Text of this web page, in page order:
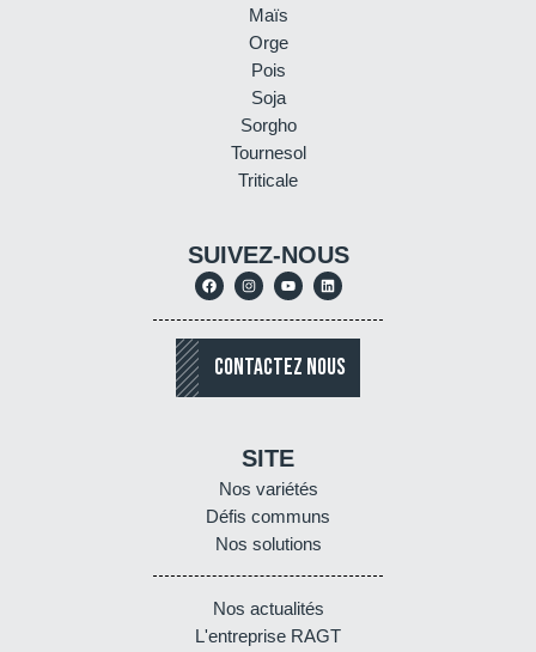
Maïs
Orge
Pois
Soja
Sorgho
Tournesol
Triticale
SUIVEZ-NOUS
CONTACTEZ NOUS
SITE
Nos variétés
Défis communs
Nos solutions
Nos actualités
L'entreprise RAGT